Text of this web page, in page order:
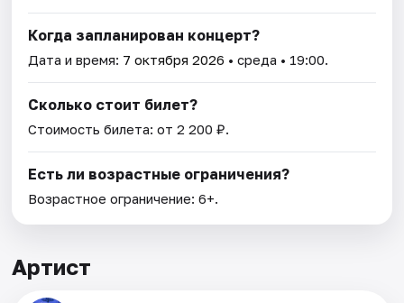
Когда запланирован концерт?
Дата и время: 7 октября 2026 • среда • 19:00.
Сколько стоит билет?
Стоимость билета: от 2 200 ₽.
Есть ли возрастные ограничения?
Возрастное ограничение: 6+.
Артист